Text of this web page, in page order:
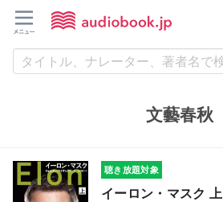
文藝春秋
聴き放題対象
イーロン・マスク 上